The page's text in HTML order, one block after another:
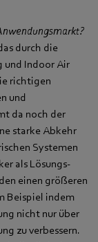
durch die
und Indoor Air
richtigen
und
da noch der
starke Abkehr
Systemen
als Lösungs-
einen größeren
Beispiel indem
nicht nur über
zu verbessern.